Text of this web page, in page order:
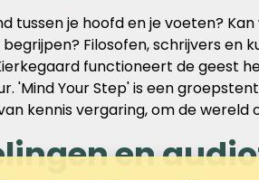
tussen je hoofd en je voeten?
Filosofen, schrijvers en
functioneert de geest
'Mind Your Step' is een
kennis vergaring, om de
en